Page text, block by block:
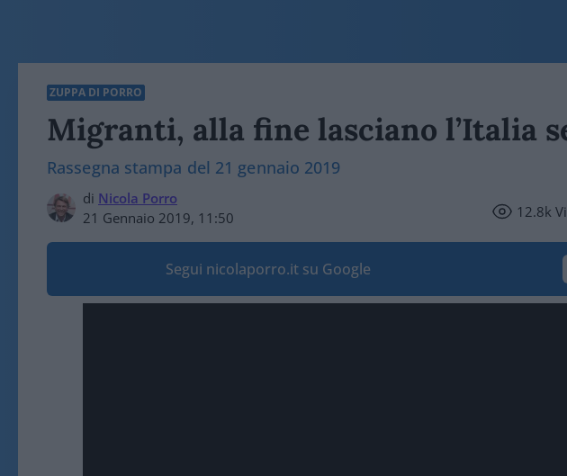
ZUPPA DI PORRO
Migranti, alla fine lasciano l’Italia
Rassegna stampa del 21 gennaio 2019
di Nicola Porro
21 Gennaio 2019, 11:50
12.8k
Segui nicolaporro.it su Google